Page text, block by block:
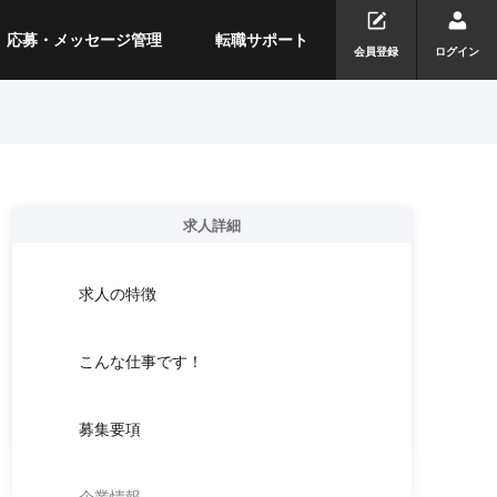
応募・メッセージ管理 転職サポート
会員登録 ログイン
求人詳細
求人の特徴
こんな仕事です！
募集要項